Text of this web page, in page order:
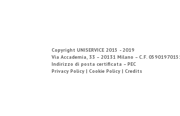
Copyright UNISERVICE 2015 - 2019
Via Accademia, 33 – 20131 Milano – C.F.
Indirizzo di posta certificata – PEC
Privacy Policy | Cookie Policy | Credits